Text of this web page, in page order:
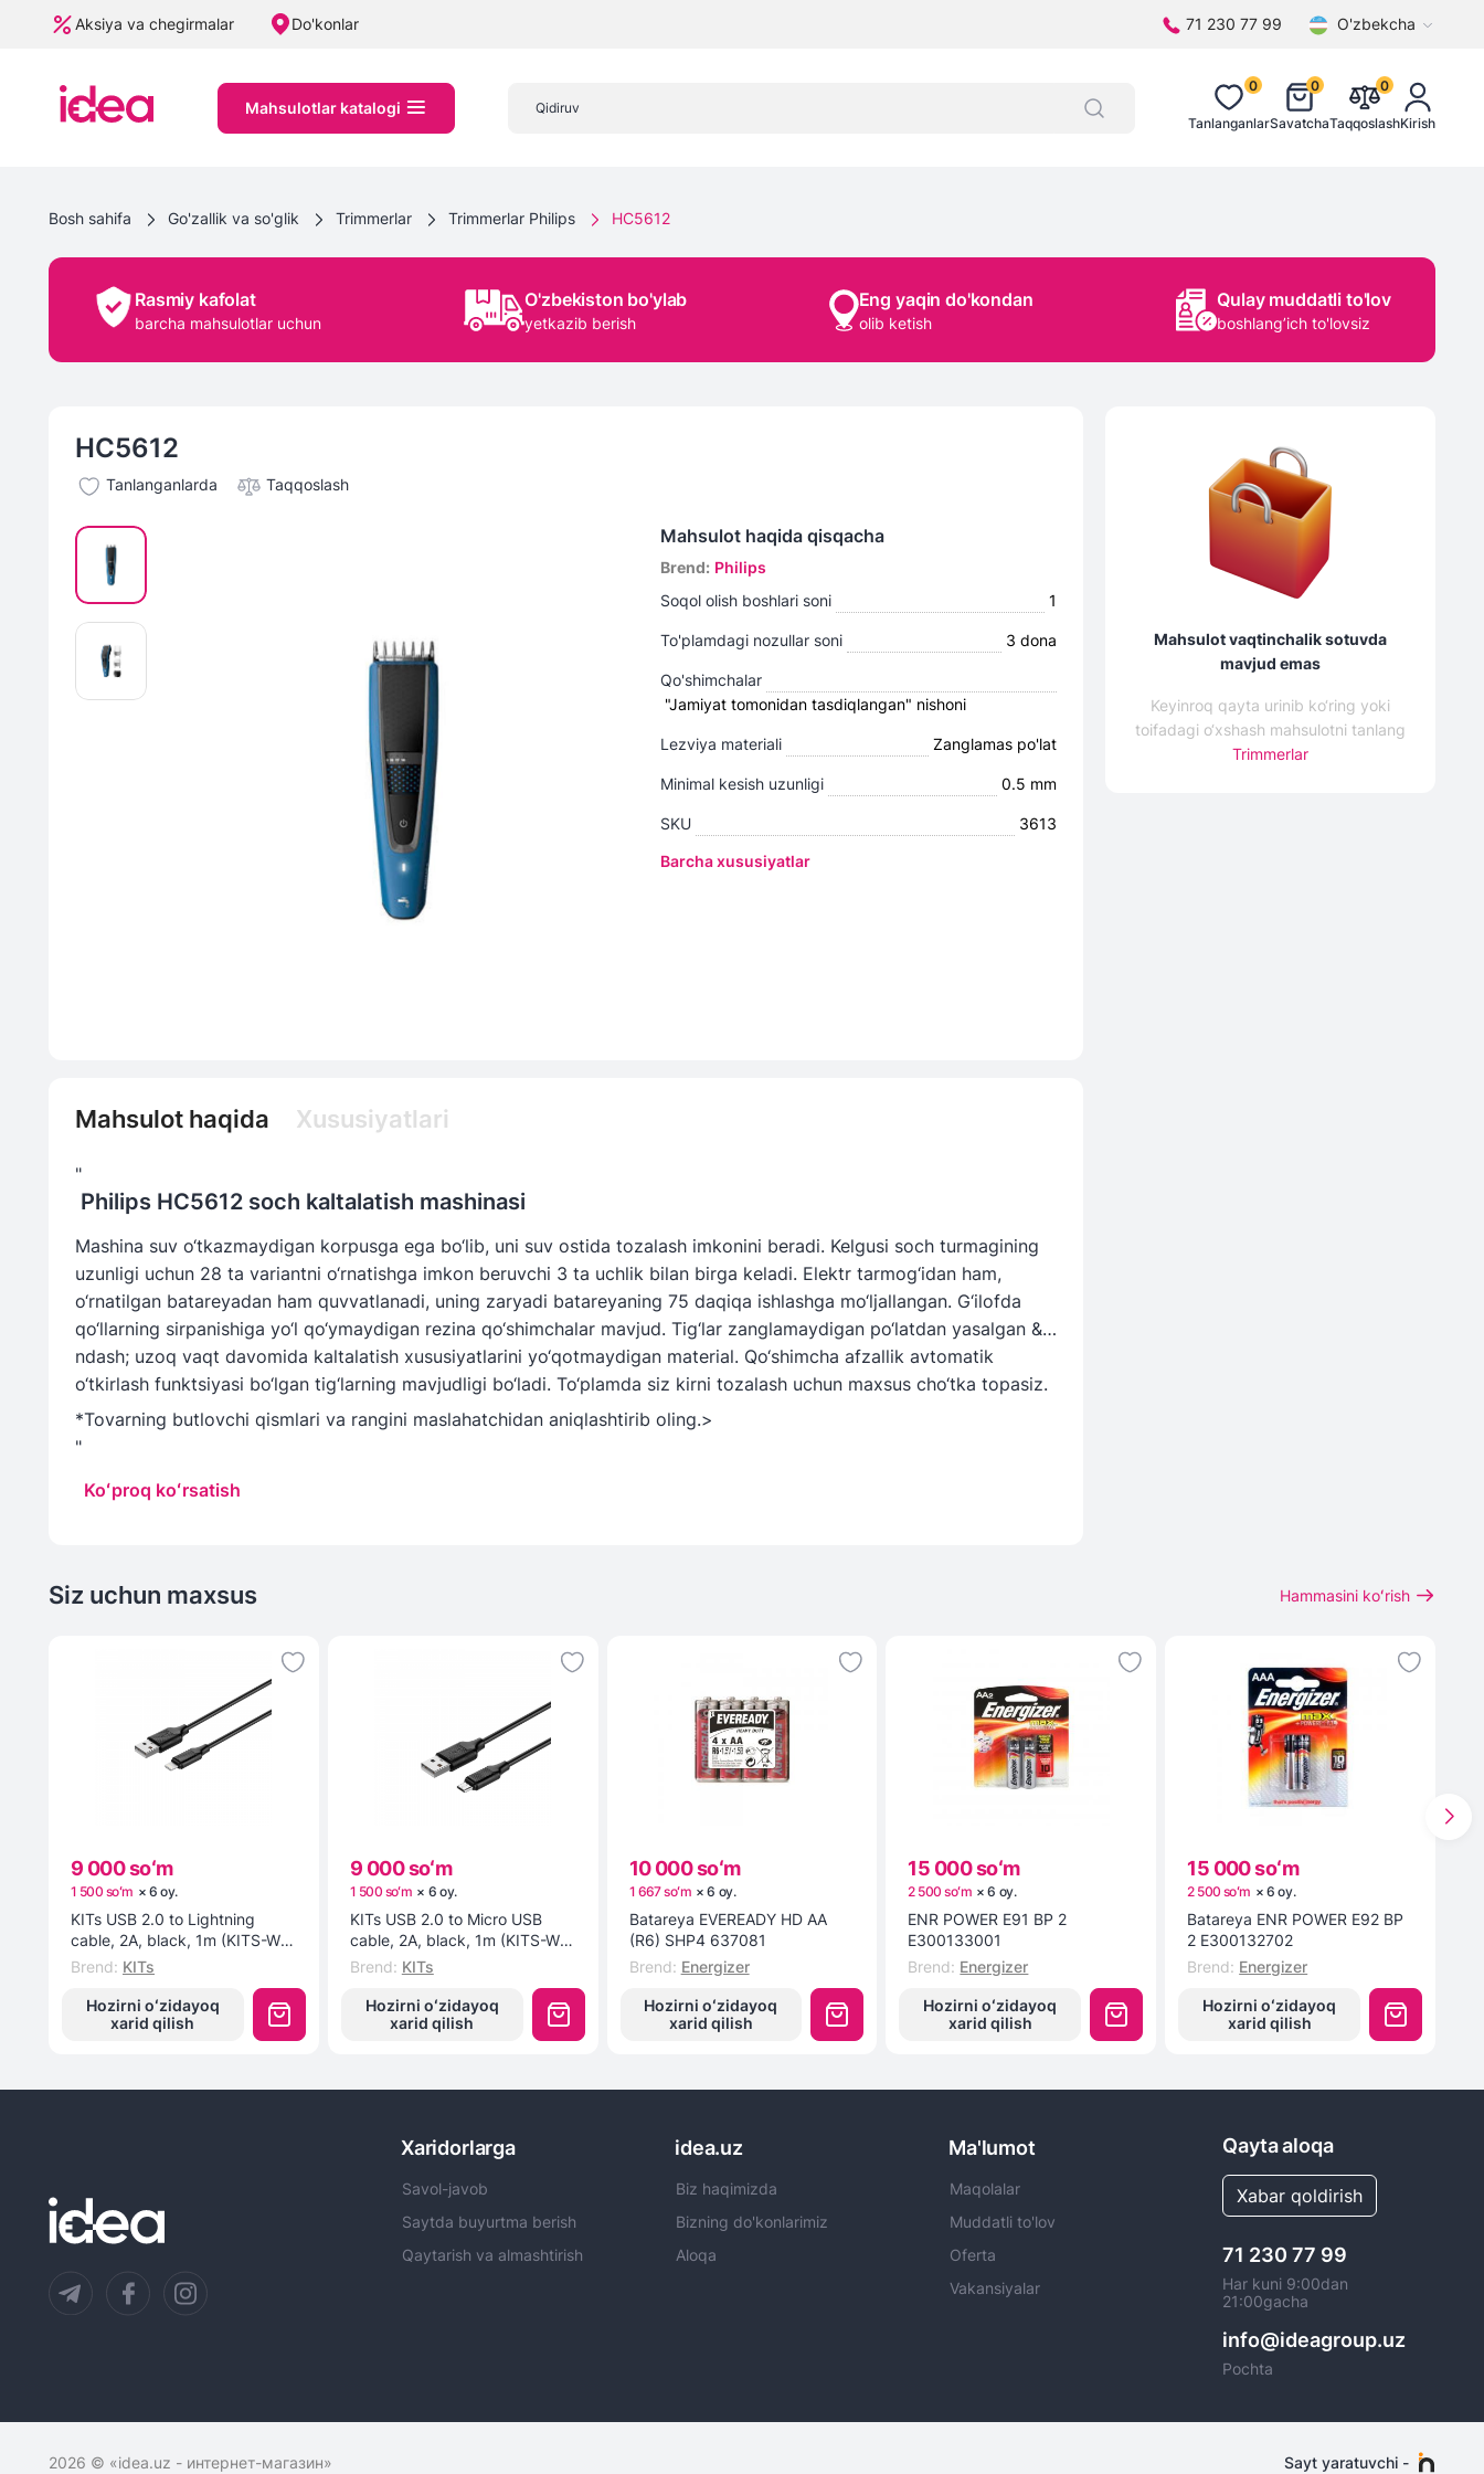
Aksiya va chegirmalar Do'konlar 71 230 77 99 O'zbekcha
Mahsulotlar katalogi
0
Tanlanganlar
0
Savatcha
0
TaqqoslashKirish
Bosh sahifa Go'zallik va so'glik Trimmerlar Trimmerlar Philips HC5612
Rasmiy kafolat
barcha mahsulotlar uchun
O'zbekiston bo'ylab
yetkazib berish
Eng yaqin do'kondan
olib ketish
Qulay muddatli to'lov
boshlang’ich to'lovsiz
HC5612
Tanlanganlarda Taqqoslash
Mahsulot haqida qisqacha
Brend: Philips
Soqol olish boshlari soni
1
To'plamdagi nozullar soni 3 dona
Qo'shimchalar
"Jamiyat tomonidan tasdiqlangan" nishoni
Lezviya materiali Zanglamas po'lat
Minimal kesish uzunligi 0.5 mm
SKU
3613
Barcha xususiyatlar
Mahsulot vaqtinchalik sotuvda
mavjud emas
Keyinroq qayta urinib ko‘ring yoki
toifadagi o‘xshash mahsulotni tanlang
Trimmerlar
Mahsulot haqida Xususiyatlari
"
Philips HC5612 soch kaltalatish mashinasi
Mashina suv o‘tkazmaydigan korpusga ega bo‘lib, uni suv ostida tozalash imkonini beradi. Kelgusi soch turmagining
uzunligi uchun 28 ta variantni o‘rnatishga imkon beruvchi 3 ta uchlik bilan birga keladi. Elektr tarmog‘idan ham,
o‘rnatilgan batareyadan ham quvvatlanadi, uning zaryadi batareyaning 75 daqiqa ishlashga mo‘ljallangan. G‘ilofda
qo‘llarning sirpanishiga yo‘l qo‘ymaydigan rezina qo‘shimchalar mavjud. Tig‘lar zanglamaydigan po‘latdan yasalgan &
ndash; uzoq vaqt davomida kaltalatish xususiyatlarini yo‘qotmaydigan material. Qo‘shimcha afzallik avtomatik
o‘tkirlash funktsiyasi bo‘lgan tig‘larning mavjudligi bo‘ladi. To‘plamda siz kirni tozalash uchun maxsus cho‘tka topasiz.
*Tovarning butlovchi qismlari va rangini maslahatchidan aniqlashtirib oling.>
"
Koʻproq koʻrsatish
Siz uchun maxsus Hammasini koʻrish
9 000 soʻm
1 500 soʻm × 6 oy.
KITs USB 2.0 to Lightning
cable, 2A, black, 1m (KITS-W-
003) kabeli
Brend: KITs
Hozirni oʻzidayoq
xarid qilish
9 000 soʻm
1 500 soʻm × 6 oy.
KITs USB 2.0 to Micro USB
cable, 2A, black, 1m (KITS-W-
002) kabeli
Brend: KITs
Hozirni oʻzidayoq
xarid qilish
10 000 soʻm
1 667 soʻm ×6 oy.
Batareya EVEREADY HD AA
(R6) SHP4 637081
Brend: Energizer
Hozirni oʻzidayoq
xarid qilish
15 000 soʻm
2 500 soʻm ×6 oy.
ENR POWER E91 BP 2
E300133001
Brend: Energizer
Hozirni oʻzidayoq
xarid qilish
15 000 soʻm
2 500 soʻm ×6 oy.
Batareya ENR POWER E92 BP
2 E300132702
Brend: Energizer
Hozirni oʻzidayoq
xarid qilish
Xaridorlarga
Savol-javob
Saytda buyurtma berish
Qaytarish va almashtirish
idea.uz
Biz haqimizda
Bizning do'konlarimiz
Aloqa
Ma'lumot
Maqolalar
Muddatli to'lov
Oferta
Vakansiyalar
Qayta aloqa
Xabar qoldirish
71 230 77 99
Har kuni 9:00dan
21:00gacha
info@ideagroup.uz
Pochta
2026 © «idea.uz - интернет-магазин» Sayt yaratuvchi -